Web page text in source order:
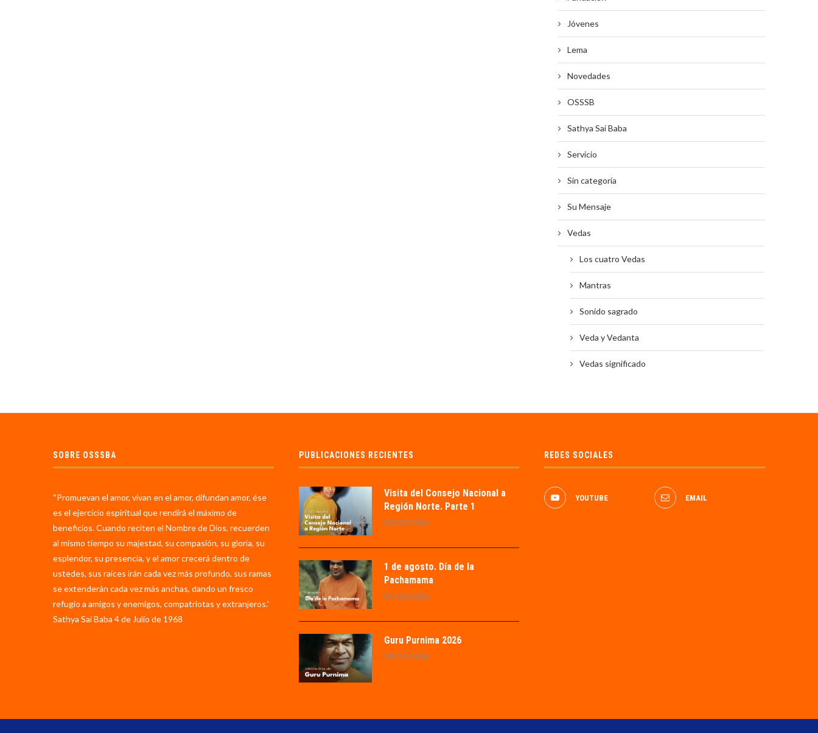
Jóvenes
Lema
Novedades
OSSSB
Sathya Sai Baba
Servicio
Sin categoría
Su Mensaje
Vedas
Los cuatro Vedas
Mantras
Sonido sagrado
Veda y Vedanta
Vedas significado
SOBRE OSSSBA
“Promuevan el amor, vivan en el amor, difundan amor, ése
es el ejercicio espiritual que rendirá el máximo de
beneficios. Cuando reciten el Nombre de Dios, recuerden
al mismo tiempo su majestad, su compasión, su gloria, su
esplendor, su presencia, y el amor crecerá dentro de
ustedes, sus raíces irán cada vez más profundo, sus ramas
se extenderán cada vez más anchas, dando un fresco
refugio a amigos y enemigos, compatriotas y extranjeros.”
Sathya Sai Baba 4 de Julio de 1968
PUBLICACIONES RECIENTES
Visita del Consejo Nacional a
Región Norte. Parte 1
02/08/2026
1 de agosto. Día de la
Pachamama
01/08/2026
Guru Purnima 2026
29/07/2026
REDES SOCIALES
YOUTUBE EMAIL